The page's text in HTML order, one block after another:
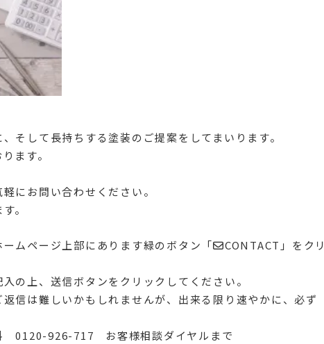
そして長持ちする塗装のご提案をしてまいります。
ます。
にお問い合わせください。
。
ームページ上部にあります緑のボタン「✉CONTACT」をクリ
の上、送信ボタンをクリックしてください。
信は難しいかもしれませんが、出来る限り速やかに、必ず
0120-926-717 お客様相談ダイヤルまで